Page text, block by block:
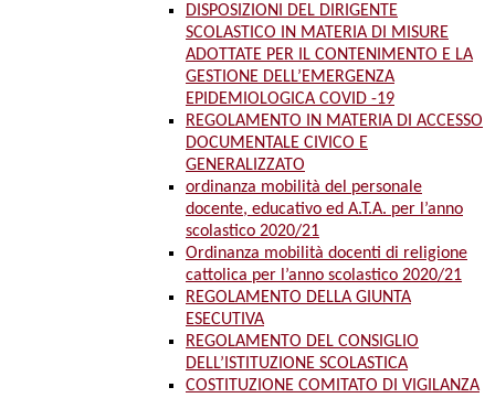
DISPOSIZIONI DEL DIRIGENTE
SCOLASTICO IN MATERIA DI MISURE
ADOTTATE PER IL CONTENIMENTO E LA
GESTIONE DELL’EMERGENZA
EPIDEMIOLOGICA COVID -19
REGOLAMENTO IN MATERIA DI ACCESSO
DOCUMENTALE CIVICO E
GENERALIZZATO
ordinanza mobilità del personale
docente, educativo ed A.T.A. per l’anno
scolastico 2020/21
Ordinanza mobilità docenti di religione
cattolica per l’anno scolastico 2020/21
REGOLAMENTO DELLA GIUNTA
ESECUTIVA
REGOLAMENTO DEL CONSIGLIO
DELL’ISTITUZIONE SCOLASTICA
COSTITUZIONE COMITATO DI VIGILANZA